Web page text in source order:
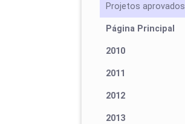
Projetos aprovados
Página Principal
2010
2011
2012
2013